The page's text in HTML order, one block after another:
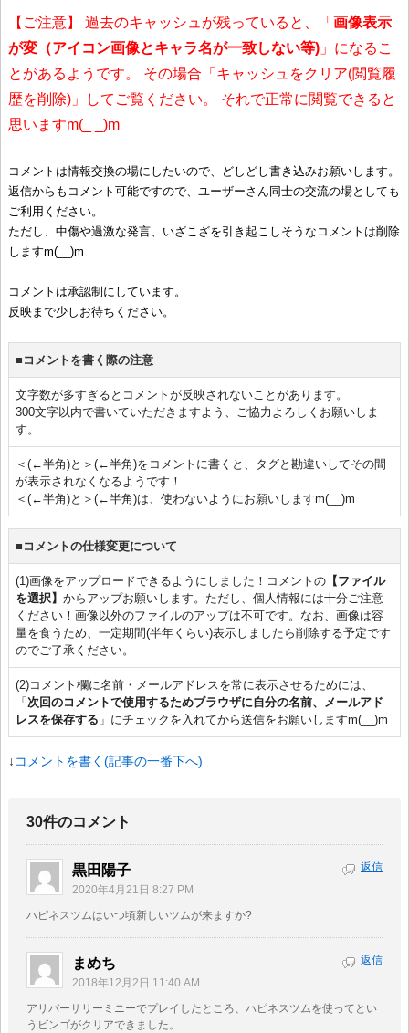
【ご注意】 過去のキャッシュが残っていると、「 画像表示
が変（アイコン画像とキャラ名が一致しない等) 」になるこ
とがあるようです。 その場合「キャッシュをクリア(閲覧履
歴を削除)」してご覧ください。 それで正常に閲覧できると
思いますm(_ _)m
コメントは情報交換の場にしたいので、どしどし書き込みお願いします。
返信からもコメント可能ですので、ユーザーさん同士の交流の場としても
ご利用ください。
ただし、中傷や過激な発言、いざこざを引き起こしそうなコメントは削除
しますm(__)m
コメントは承認制にしています。
反映まで少しお待ちください。
■コメントを書く際の注意
文字数が多すぎるとコメントが反映されないことがあります。
300文字以内で書いていただきますよう、ご協力よろしくお願いしま
す。
＜(←半角)と＞(←半角)をコメントに書くと、タグと勘違いしてその間
が表示されなくなるようです！
＜(←半角)と＞(←半角)は、使わないようにお願いしますm(__)m
■コメントの仕様変更について
(1)画像をアップロードできるようにしました！コメントの【ファイル
を選択】 からアップお願いします。ただし、個人情報には十分ご注意
ください！画像以外のファイルのアップは不可です。なお、画像は容
量を食うため、一定期間(半年くらい)表示しましたら削除する予定です
のでご了承ください。
(2)コメント欄に名前・メールアドレスを常に表示させるためには、
「 次回のコメントで使用するためブラウザに自分の名前、メールアド
レスを保存する 」にチェックを入れてから送信をお願いしますm(__)m
↓ コメントを書く(記事の一番下へ)
30件のコメント
黒田陽子
2020年4月21日 8:27 PM
ハピネスツムはいつ頃新しいツムが来ますか?
返信
まめち
2018年12月2日 11:40 AM
アリバーサリーミニーでプレイしたところ、ハピネスツムを使ってとい
うビンゴがクリアできました。
返信